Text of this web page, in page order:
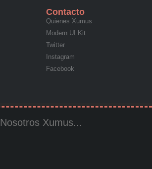
Contacto
Quienes Xumus
Modern UI Kit
Twitter
Instagram
Facebook
Nosotros Xumus...